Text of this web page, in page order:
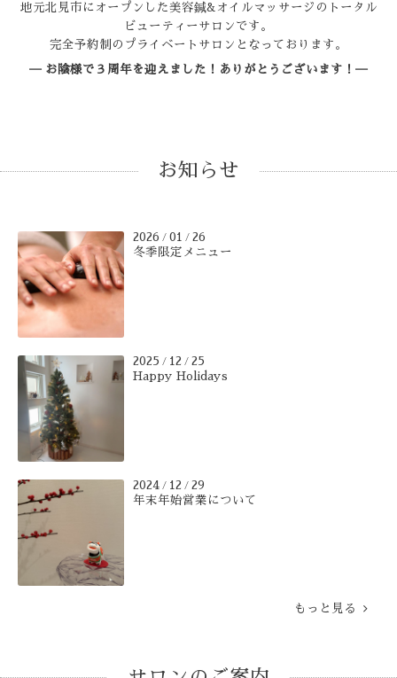
地元北見市にオープンした美容鍼&オイルマッサージのトータル
ビューティーサロンです。
完全予約制のプライベートサロンとなっております。
─ お陰様で３周年を迎えました！ありがとうございます！ ─
お知らせ
2026 / 01 / 26
冬季限定メニュー
2025 / 12 / 25
Happy Holidays
2024 / 12 / 29
年末年始営業について
もっと見る